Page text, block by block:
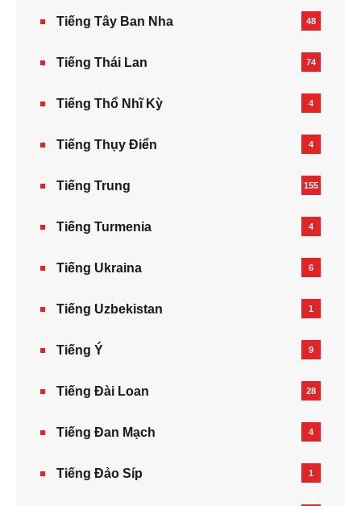
Tiếng Tây Ban Nha 48
Tiếng Thái Lan 74
Tiếng Thổ Nhĩ Kỳ 4
Tiếng Thụy Điển 4
Tiếng Trung 155
Tiếng Turmenia 4
Tiếng Ukraina 6
Tiếng Uzbekistan 1
Tiếng Ý 9
Tiếng Đài Loan 28
Tiếng Đan Mạch 4
Tiếng Đảo Síp 1